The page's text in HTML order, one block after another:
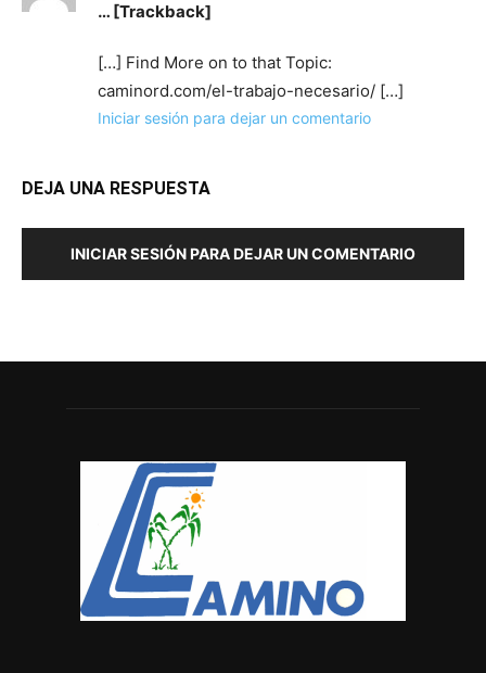
… [Trackback]
[…] Find More on to that Topic:
caminord.com/el-trabajo-necesario/ […]
Iniciar sesión para dejar un comentario
DEJA UNA RESPUESTA
INICIAR SESIÓN PARA DEJAR UN COMENTARIO